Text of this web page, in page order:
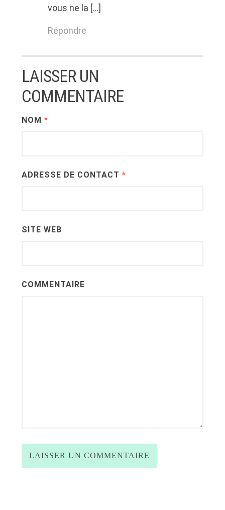
vous ne la […]
Répondre
LAISSER UN
COMMENTAIRE
NOM *
ADRESSE DE CONTACT *
SITE WEB
COMMENTAIRE